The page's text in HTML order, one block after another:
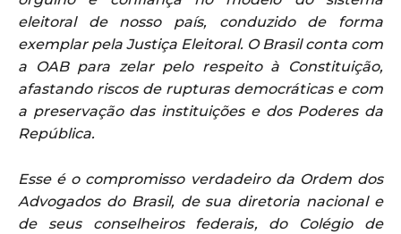
eleitoral de nosso país, conduzido de forma
exemplar pela Justiça Eleitoral. O Brasil conta com
a OAB para zelar pelo respeito à Constituição,
afastando riscos de rupturas democráticas e com
a preservação das instituições e dos Poderes da
República.
Esse é o compromisso verdadeiro da Ordem dos
Advogados do Brasil, de sua diretoria nacional e
de seus conselheiros federais, do Colégio de